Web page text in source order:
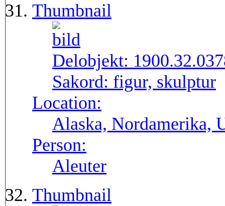
Thumbnail
Delobjekt:
Sakord: figur, skulptur
Location:
Alaska, Nordamerika,
Person:
Aleuter
Thumbnail